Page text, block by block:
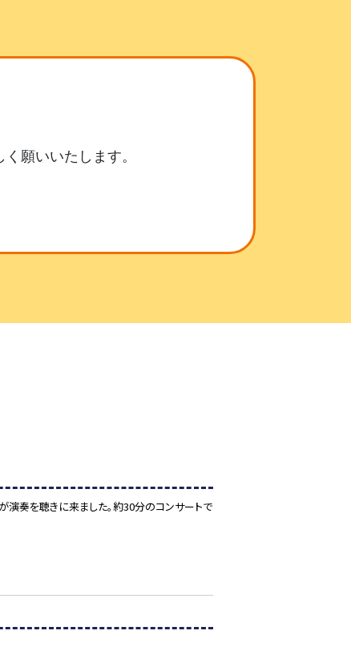
願いいたします。
演奏を聴きに来ました。約30分のコンサートで